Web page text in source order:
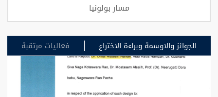
مسار بولونيا
الجوائز والاوسمة وبراءة الاختراع فعاليات مرتقبة